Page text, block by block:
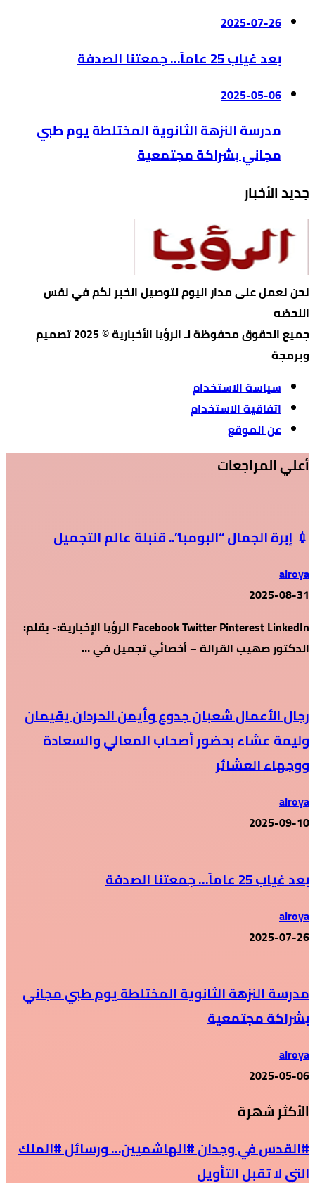
2025-07-26
بعد غياب 25 عاماً… جمعتنا الصدفة
2025-05-06
مدرسة النزهة الثانوية المختلطة يوم طبي
مجاني بشراكة مجتمعية
جديد الأخبار
نحن نعمل على مدار اليوم لتوصيل الخبر لكم في نفس
اللحضه
جميع الحقوق محفوظة لـ الرؤيا الأخبارية © 2025 تصميم
وبرمجة
سياسة الاستخدام
اتفاقية الاستخدام
عن الموقع
أعلي المراجعات
💉 إبرة الجمال “البومبا”.. قنبلة عالم التجميل
alroya
2025-08-31
Facebook Twitter Pinterest LinkedIn الرؤيا الإخبارية:- بقلم:
الدكتور صهيب القرالة – أخصائي تجميل في …
رجال الأعمال شعبان جدوع وأيمن الحردان يقيمان
وليمة عشاء بحضور أصحاب المعالي والسعادة
ووجهاء العشائر
alroya
2025-09-10
بعد غياب 25 عاماً… جمعتنا الصدفة
alroya
2025-07-26
مدرسة النزهة الثانوية المختلطة يوم طبي مجاني
بشراكة مجتمعية
alroya
2025-05-06
الأكثر شهرة
#القدس في وجدان #الهاشميين… ورسائل #الملك
التي لا تقبل التأويل